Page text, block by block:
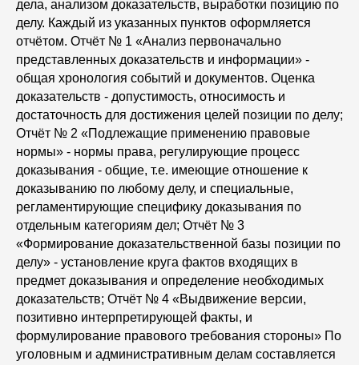
дела, анализом доказательств, выработки позицию по
делу. Каждый из указанных пунктов оформляется
отчётом. Отчёт № 1 «Анализ первоначально
представленных доказательств и информации» -
общая хронология событий и документов. Оценка
доказательств - допустимость, относимость и
достаточность для достижения целей позиции по делу;
Отчёт № 2 «Подлежащие применению правовые
нормы» - нормы права, регулирующие процесс
доказывания - общие, т.е. имеющие отношение к
доказыванию по любому делу, и специальные,
регламентирующие специфику доказывания по
отдельным категориям дел; Отчёт № 3
«Формирование доказательственной базы позиции по
делу» - установление круга фактов входящих в
предмет доказывания и определение необходимых
доказательств; Отчёт № 4 «Выдвижение версии,
позитивно интерпретирующей факты, и
формулирование правового требования стороны» По
уголовным и административным делам составляется